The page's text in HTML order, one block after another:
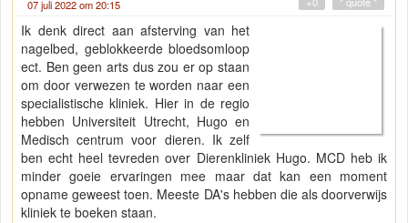
07 juli 2022 om 20:15
Ik denk direct aan afsterving van het
nagelbed, geblokkeerde bloedsomloop
ect. Ben geen arts dus zou er op staan
om door verwezen te worden naar een
specialistische kliniek. Hier in de regio
hebben Universiteit Utrecht, Hugo en
Medisch centrum voor dieren. Ik zelf
ben echt heel tevreden over Dierenkliniek Hugo. MCD heb ik
minder goeie ervaringen mee maar dat kan een moment
opname geweest toen. Meeste DA's hebben die als doorverwijs
kliniek te boeken staan.